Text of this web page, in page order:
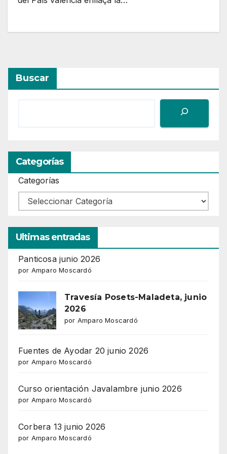
Buscar
Categorías
Categorías
Ultimas entradas
Panticosa junio 2026
por Amparo Moscardó
Travesía Posets-Maladeta, junio
2026
por Amparo Moscardó
Fuentes de Ayodar 20 junio 2026
por Amparo Moscardó
Curso orientación Javalambre junio 2026
por Amparo Moscardó
Corbera 13 junio 2026
por Amparo Moscardó